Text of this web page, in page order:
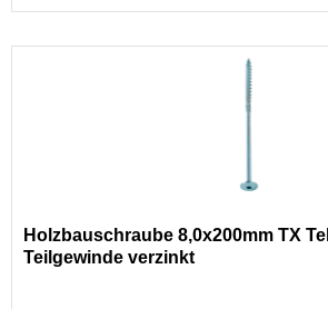
Holzbauschraube 8,0x200mm TX
Teilgewinde verzinkt